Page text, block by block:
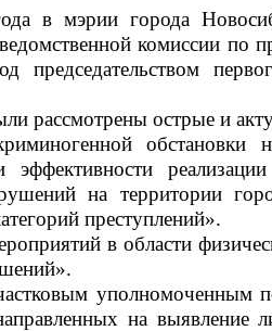
в мэрии города
комиссии по
председательством
рассмотрены острые и
обстановки
на территории
преступлений».
в области
уполномоченным
на